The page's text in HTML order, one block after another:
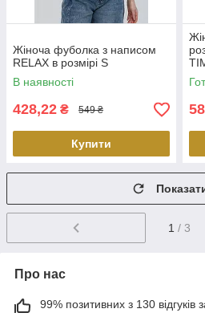
Жіноча фуболка з написом
RELAX в розмірі S
В наявності
428,22 ₴ 549 ₴
Купити
1 / 3
Про нас
99% позитивних з 130 відгуків